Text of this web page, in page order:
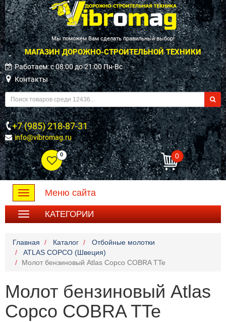
Мы поможем Вам сделать правильный выбор!
МАГАЗИН ДОРОЖНО-СТРОИТЕЛЬНОЙ ТЕХНИКИ
Работаем: c 08:00 до 21:00 Пн-Вс
Контакты
+7 (985) 218-87-31
info@vibromag.ru
0 0
Toggle
navigation
Меню сайта
КАТЕГОРИИ
Главная Каталог
Отбойные молотки
ATLAS COPCO (Швеция)
Молот бензиновый Atlas Copco COBRA TTe
Молот бензиновый Atlas
Copco COBRA TTe